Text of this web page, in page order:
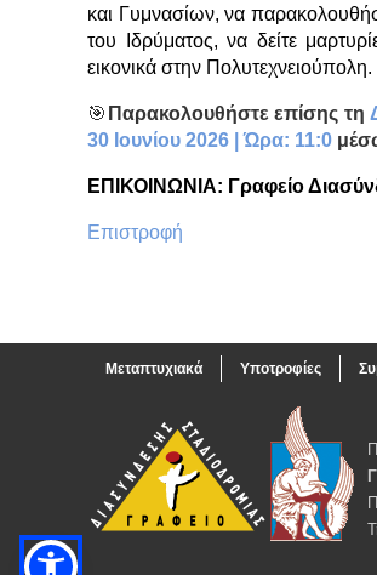
και Γυμνασίων, να
του Ιδρύματος, να δείτε
εικονικά στην Πολυτεχνειούπολη.
🎯 Παρακολουθήστε επίσης τη
30 Ιουνίου 2026 | Ώρα: 11:0
ΕΠΙΚΟΙΝΩΝΙΑ: Γραφείο
Επιστροφή
Μεταπτυχιακά Υποτροφίες